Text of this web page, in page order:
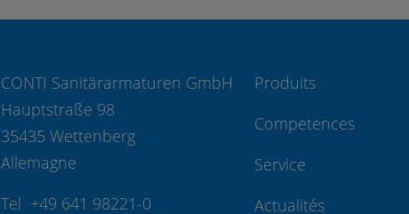
CONTI Sanitärarmaturen GmbH
Hauptstraße 98
35435 Wettenberg
Allemagne
Tel +49 641 98221-0
Produits
Competences
Service
Actualités